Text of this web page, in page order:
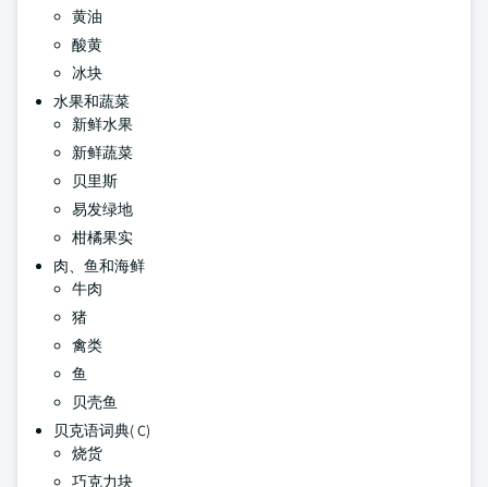
黄油
酸黄
冰块
水果和蔬菜
新鲜水果
新鲜蔬菜
贝里斯
易发绿地
柑橘果实
肉、鱼和海鲜
牛肉
猪
禽类
鱼
贝壳鱼
贝克语词典( C)
烧货
巧克力块